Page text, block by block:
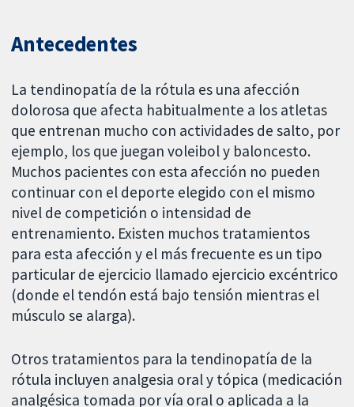
Antecedentes
La tendinopatía de la rótula es una afección
dolorosa que afecta habitualmente a los atletas
que entrenan mucho con actividades de salto, por
ejemplo, los que juegan voleibol y baloncesto.
Muchos pacientes con esta afección no pueden
continuar con el deporte elegido con el mismo
nivel de competición o intensidad de
entrenamiento. Existen muchos tratamientos
para esta afección y el más frecuente es un tipo
particular de ejercicio llamado ejercicio excéntrico
(donde el tendón está bajo tensión mientras el
músculo se alarga).
Otros tratamientos para la tendinopatía de la
rótula incluyen analgesia oral y tópica (medicación
analgésica tomada por vía oral o aplicada a la